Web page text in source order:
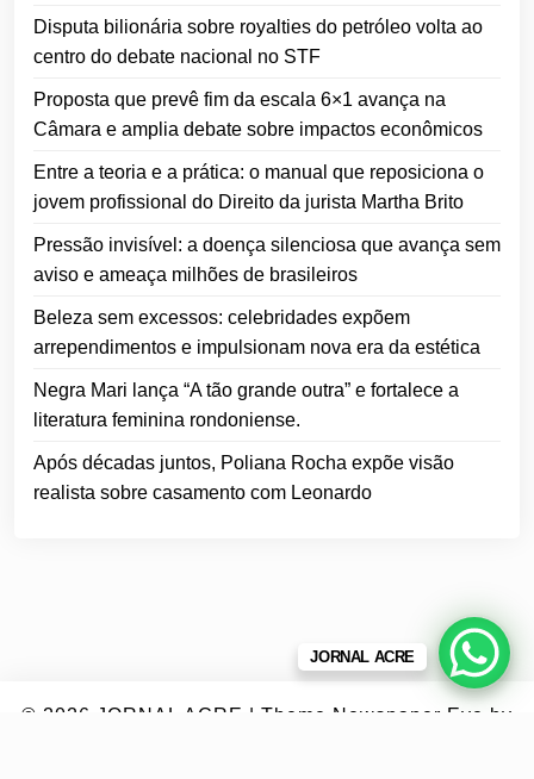
Disputa bilionária sobre royalties do petróleo volta ao
centro do debate nacional no STF
Proposta que prevê fim da escala 6×1 avança na
Câmara e amplia debate sobre impactos econômicos
Entre a teoria e a prática: o manual que reposiciona o
jovem profissional do Direito da jurista Martha Brito
Pressão invisível: a doença silenciosa que avança sem
aviso e ameaça milhões de brasileiros
Beleza sem excessos: celebridades expõem
arrependimentos e impulsionam nova era da estética
Negra Mari lança “A tão grande outra” e fortalece a
literatura feminina rondoniense.
Após décadas juntos, Poliana Rocha expõe visão
realista sobre casamento com Leonardo
© 2026 JORNAL ACRE | Theme Newspaper Eye by
JORNAL ACRE